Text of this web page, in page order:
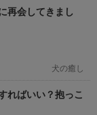
再会してきまし
犬の癒し
ればいい？抱っこ